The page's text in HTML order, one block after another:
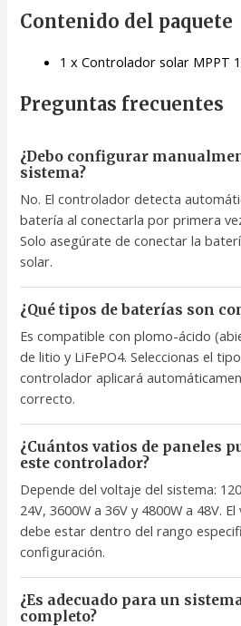
Contenido del paquete
1 x Controlador solar MPPT
Preguntas frecuentes
¿Debo configurar
sistema?
No. El controlador detecta
batería al conectarla por primera
Solo asegúrate de conectar la
solar.
¿Qué tipos de baterías son
Es compatible con plomo-ácido
de litio y LiFePO4. Seleccionas el
controlador aplicará
correcto.
¿Cuántos vatios de paneles
este controlador?
Depende del voltaje del sistema:
24V, 3600W a 36V y 4800W a 48V.
debe estar dentro del rango
configuración.
¿Es adecuado para un
completo?